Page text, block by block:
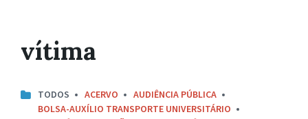
vítima
TODOS ACERVO
AUDIÊNCIA PÚBLICA
BOLSA-AUXÍLIO TRANSPORTE UNIVERSITÁRIO